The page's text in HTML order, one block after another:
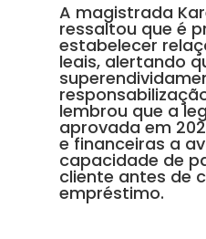
A magistrada
ressaltou que é
estabelecer
leais, alertando
lembrou que a
aprovada em
e financeiras a
capacidade de
cliente antes de
empréstimo.